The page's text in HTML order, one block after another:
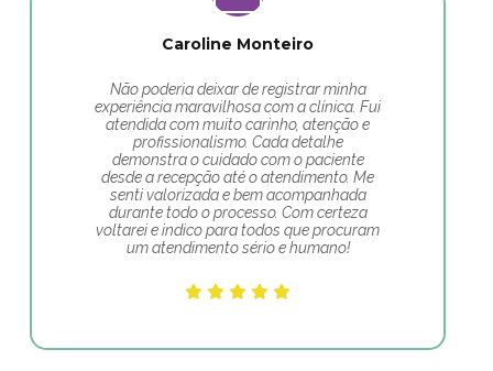
Caroline Monteiro
Não poderia deixar de registrar minha
experiência maravilhosa com a clínica. Fui
atendida com muito carinho, atenção e
profissionalismo. Cada detalhe
demonstra o cuidado com o paciente
desde a recepção até o atendimento. Me
senti valorizada e bem acompanhada
durante todo o processo. Com certeza
voltarei e indico para todos que procuram
um atendimento sério e humano!